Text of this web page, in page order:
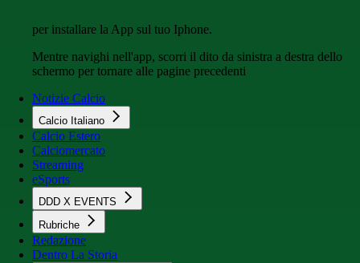
per installare la App sul tuo Iphone.
Mentre navighi nell'app, scorri il dito da sinistra a destra dello
schermo per tornare alle pagine precedenti
Notizie Calcio
Calcio Italiano
Calcio Estero
Calciomercato
Streaming
eSports
DDD X EVENTS
Rubriche
Redazione
Dentro La Storia